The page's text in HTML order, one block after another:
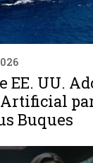
EE. UU.
Buques